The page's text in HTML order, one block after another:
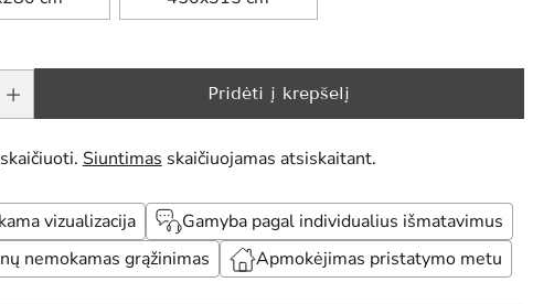
Pridėti į krepšelį
Siuntimas skaičiuojamas atsiskaitant.
vizualizacija
Gamyba pagal individualius išmatavimus
nemokamas grąžinimas
Apmokėjimas pristatymo metu